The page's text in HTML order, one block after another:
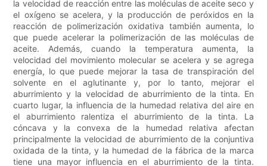
la velocidad de reacción entre las moléculas de aceite seco y
el oxígeno se acelera, y la producción de peróxidos en la
reacción de polimerización oxidativa también aumenta, lo
que puede acelerar la polimerización de las moléculas de
aceite. Además, cuando la temperatura aumenta, la
velocidad del movimiento molecular se acelera y se agrega
energía, lo que puede mejorar la tasa de transpiración del
solvente en el aglutinante y, por lo tanto, mejorar el
aburrimiento y la velocidad de aburrimiento de la tinta. En
cuarto lugar, la influencia de la humedad relativa del aire en
el aburrimiento ralentiza el aburrimiento de la tinta. La
cóncava y la convexa de la humedad relativa afectan
principalmente la velocidad de aburrimiento de la conjuntiva
oxidada de la tinta, y la humedad de la fábrica de la marca
tiene una mayor influencia en el aburrimiento de la tinta.